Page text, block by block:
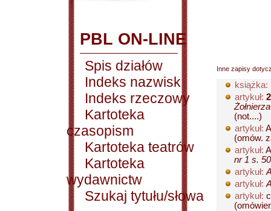
PBL ON-LINE
Spis działów
Indeks nazwisk
Indeks rzeczowy
Kartoteka
czasopism
Kartoteka teatrów
Kartoteka
wydawnictw
Szukaj tytułu/słowa
Inne zapisy
książka:
artykuł:
(not....)
artykuł:
(omów.
artykuł:
nr 1 s.
artykuł:
artykuł:
artykuł: